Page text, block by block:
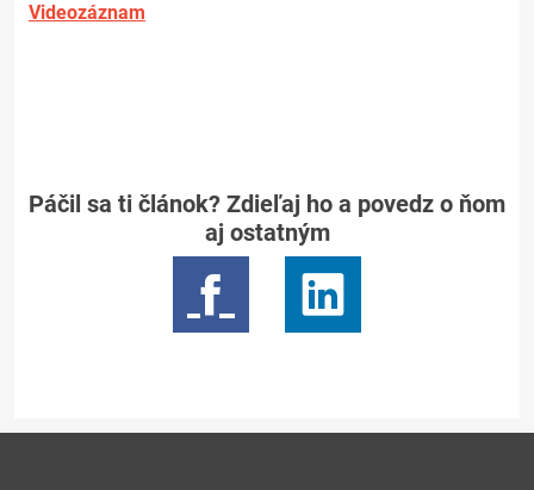
Videozáznam
Páčil sa ti článok? Zdieľaj ho a povedz o ňom
aj ostatným